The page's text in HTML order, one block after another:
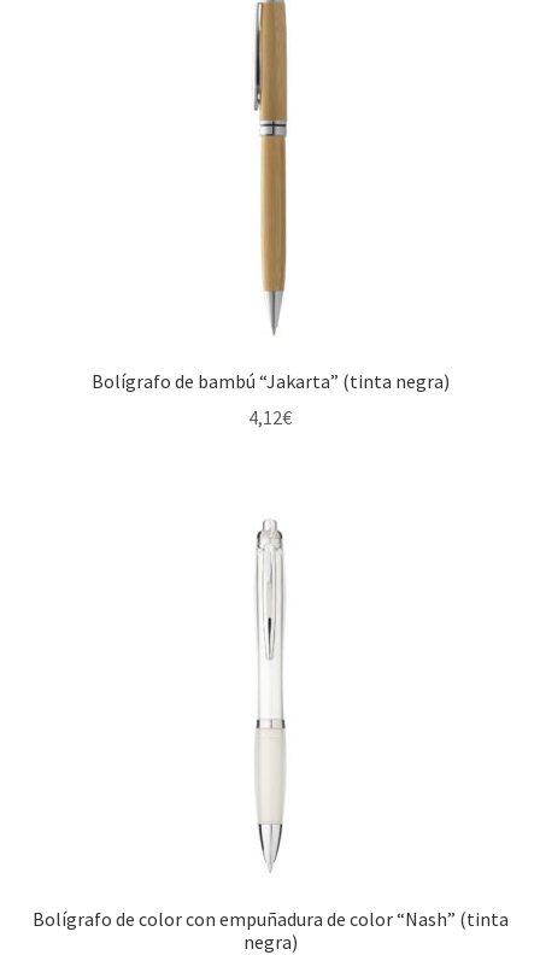
Bolígrafo de bambú “Jakarta” (tinta negra)
4,12€
Bolígrafo de color con empuñadura de color “Nash” (tinta
negra)